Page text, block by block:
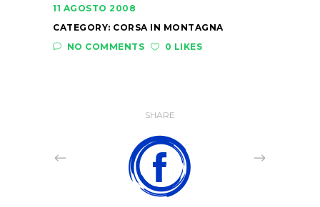
11 AGOSTO 2008
CATEGORY: CORSA IN MONTAGNA
NO COMMENTS
0 LIKES
SHARE